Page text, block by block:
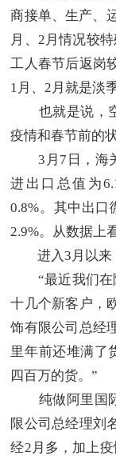
商接单、生产、
月、2月情况较
工人春节后返岗
1月、2月就是淡
也就是说，空
疫情和春节前的
3月7日，海关
进出口总值为
0.8%。其中出口
2.9%。从数据上
进入3月以来，
“最近我们在
十几个新客户，
饰有限公司总经
里年前还堆满了
四百万的货。”
纯做阿里国际
限公司总经理刘
经2月多，加上